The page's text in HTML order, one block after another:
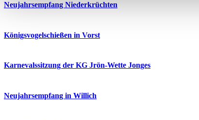
Neujahrsempfang Niederkrüchten
Königsvogelschießen in Vorst
Karnevalssitzung der KG Jrön-Wette Jonges
Neujahrsempfang in Willich